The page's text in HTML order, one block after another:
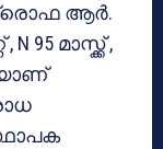
പ്രൊഫ ആർ.
95 മാസ്ക്ക് ,